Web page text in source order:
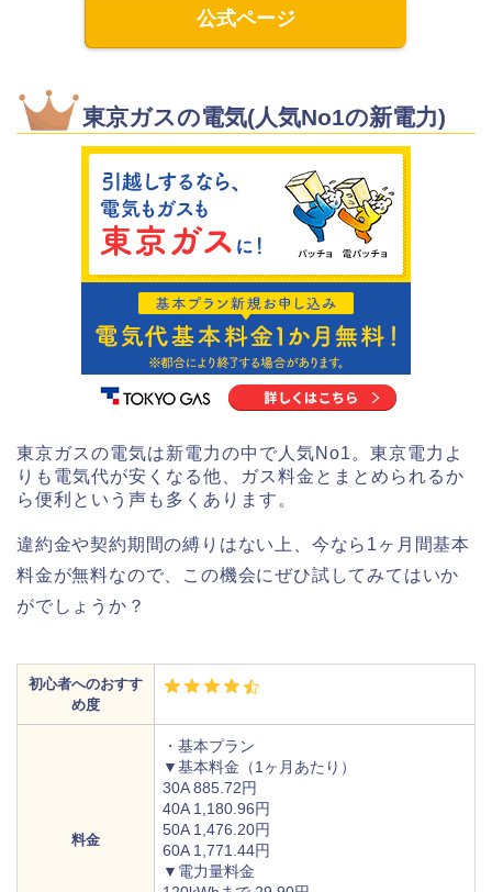
公式ページ
東京ガスの電気(人気No1の新電力)
東京ガスの電気は新電力の中で人気No1。東京電力よ
りも電気代が安くなる他、ガス料金とまとめられるか
ら便利という声も多くあります。
違約金や契約期間の縛りはない上、今なら1ヶ月間基本
料金が無料なので、この機会にぜひ試してみてはいか
がでしょうか？
初心者へのおすす
め度
料金
・基本プラン
▼基本料金（1ヶ月あたり）
30A 885.72円
40A 1,180.96円
50A 1,476.20円
60A 1,771.44円
▼電力量料金